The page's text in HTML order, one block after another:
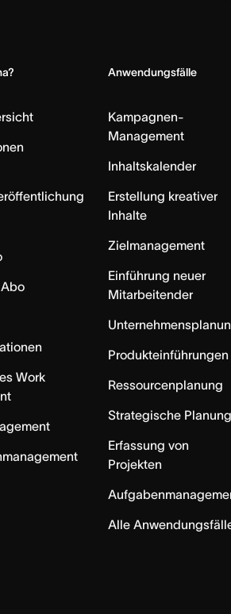
Work
Anwendungsfälle
Kampagnen-
Management
Inhaltskalender
Erstellung kreativer
Inhalte
Zielmanagement
Einführung neuer
Mitarbeitender
Produkteinführungen
Ressourcenplanung
Strategische Planung
Erfassung von
Projekten
Alle